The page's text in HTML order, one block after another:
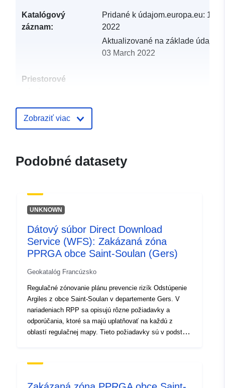
Katalógový
záznam:
Pridané k údajom.europa.eu: 19
2022
Aktualizované na základe
03 March 2022
Priestorové
Identifikátory:
dcd1-45d7-a244-
4d54-ac87-e3ac9f75dfca
Typ:
Zdroj:
http://inspire.ec.europa.eu/
Zobraziť viac
Podobné datasety
UNKNOWN
Dátový súbor Direct Download
Service (WFS): Zakázaná zóna
PPRGA obce Saint-Soulan (Gers)
Geokatalóg Francúzsko
Regulačné zónovanie plánu prevencie rizík Odstúpenie
Argiles z obce Saint-Soulan v departemente Gers. V
nariadeniach RPP sa opisujú rôzne požiadavky a
odporúčania, ktoré sa majú uplatňovať na každú z
oblastí regulačnej mapy. Tieto požiadavky sú v podstate
vzťahujú aj na existujúce stavby. V závislosti od typu